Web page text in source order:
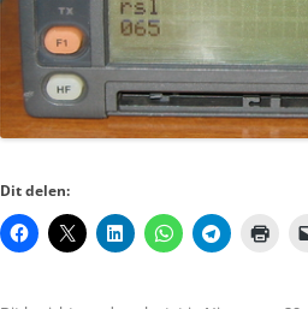
Dit delen: